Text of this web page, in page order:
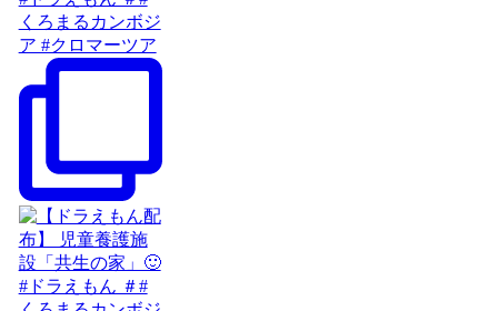
くろまるカンボジ
ア #クロマーツア